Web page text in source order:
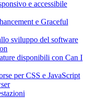
e accessibile
e Graceful
sviluppo del software
disponibili con Can I
per CSS e JavaScript